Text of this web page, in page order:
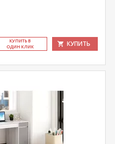
КУ­ПИТЬ В
ОДИН КЛИК
КУПИТЬ